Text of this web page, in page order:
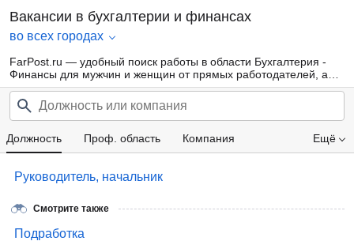
Вакансии в бухгалтерии и финансах
во всех городах
FarPost.ru — удобный поиск работы в области Бухгалтерия -
Финансы для мужчин и женщин от прямых работодателей, а
также от кадровых агентств. Свежие вакансии каждый день.
Ещё
Должность Проф. область Компания
Руководитель, начальник
Смотрите также
Подработка